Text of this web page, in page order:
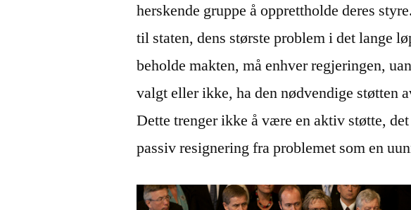
herskende gruppe å opprettholde deres
til staten, dens største problem i det lange
beholde makten, må enhver regjeringen,
valgt eller ikke, ha den nødvendige støtten
Dette trenger ikke å være en aktiv støtte,
passiv resignering fra problemet som en